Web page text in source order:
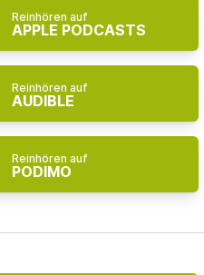
Reinhören auf
APPLE PODCASTS
Reinhören auf
AUDIBLE
Reinhören auf
PODIMO